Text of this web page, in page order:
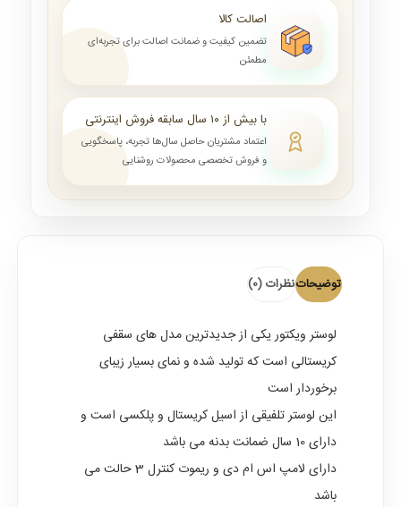
اصالت کالا
تضمین کیفیت و ضمانت اصالت برای تجربه‌ای
مطمئن
با بیش از ۱۰ سال سابقه فروش اینترنتی
اعتماد مشتریان حاصل سال‌ها تجربه، پاسخگویی
و فروش تخصصی محصولات روشنایی
توضیحاتنظرات (0)
لوستر ویکتوریکی از جدیدترین مدل های سقفی
کریستالی است که تولید شده و نمای بسیار زیبای
برخوردار است
این لوستر تلفیقی از اسیل کریستال و پلکسی است و
دارای 10 سال ضمانت بدنه می باشد
دارای لامپ اس ام دی و ریموت کنترل 3 حالت می
باشد